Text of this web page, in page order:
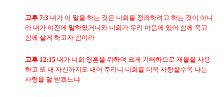
고후 7:3 내가 이 말을 하는 것은 너희를 정죄하려고 하는 것이 아니
라 내가 이전에 말하였거니와 너희가 우리 마음에 있어 함께 죽고
함께 살게 하고자 함이라
고후 12:15 내가 너희 영혼을 위하여 크게 기뻐하므로 재물을 사용
하고 또 내 자신까지도 내어 주리니 너희를 더욱 사랑할수록 나는
사랑을 덜 받겠느냐